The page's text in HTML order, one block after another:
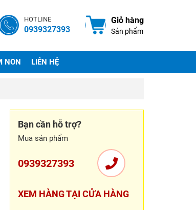
HOTLINE
0939327393
Giỏ hàng
Sản phẩm
NON LIÊN HỆ
Bạn cần hỗ trợ?
Mua sản phẩm
0939327393
XEM HÀNG TẠI CỬA HÀNG